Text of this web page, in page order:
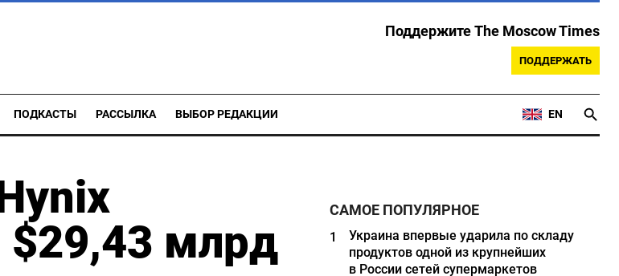
Поддержите The Moscow Times
ПОДДЕРЖАТЬ
ПОДКАСТЫ РАССЫЛКА ВЫБОР РЕДАКЦИИ EN
$29,43 млрд
САМОЕ ПОПУЛЯРНОЕ
1
Украина впервые ударила по складу
продуктов одной из крупнейших
в России сетей супермаркетов